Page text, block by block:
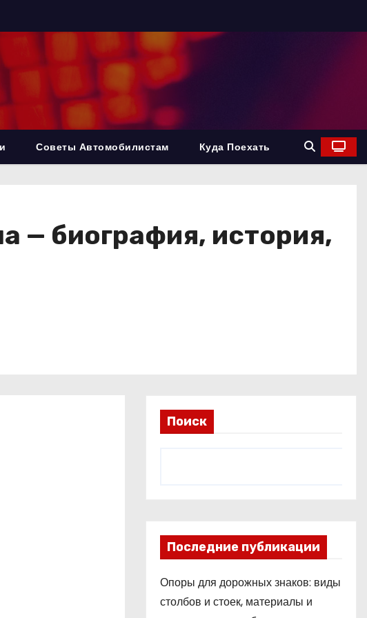
Советы Автомобилистам Куда Поехать
— биография, история,
Поиск
Последние публикации
Опоры для дорожных знаков: виды
столбов и стоек, материалы и